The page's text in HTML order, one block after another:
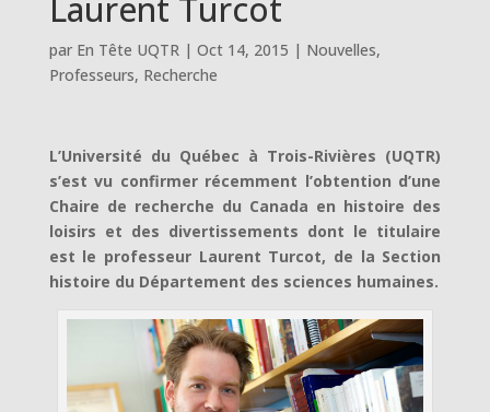
Laurent Turcot
par En Tête UQTR| Oct 14, 2015 | Nouvelles,
Professeurs, Recherche
L’Université du Québec à Trois-Rivières (UQTR)
s’est vu confirmer récemment l’obtention d’une
Chaire de recherche du Canada en histoire des
loisirs et des divertissements dont le titulaire
est le professeur Laurent Turcot, de la Section
histoire du Département des sciences humaines.